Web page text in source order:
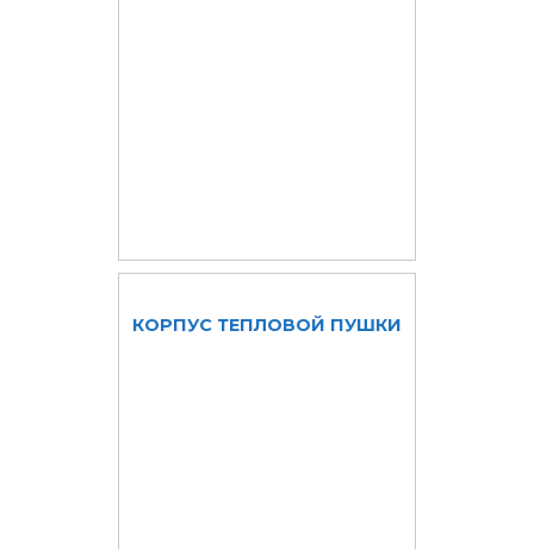
КОРПУС ТЕПЛОВОЙ ПУШКИ